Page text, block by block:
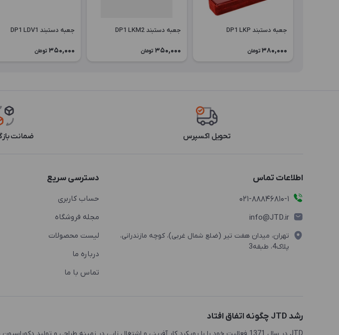
جعبه دستبند DP1 LKP
380,000 تومان
جعبه دستبند DP1 LKM2
350,000 تومان
جعبه دستبند DP1 LDV1
350,000 تومان
تحویل اکسپرس ضمانت
اطلاعات تماس
021-88846810-1
info@JTD.ir
تهران، میدان هفت تیر (ضلع شمال غربی)، کوچه مازندرانی،
پلاک4، طبقه3
دسترسی سریع
حساب کاربری
مجله فروشگاه
لیست محصولات
درباره ما
تماس با ما
رشد JTD چگونه اتفاق افتاد